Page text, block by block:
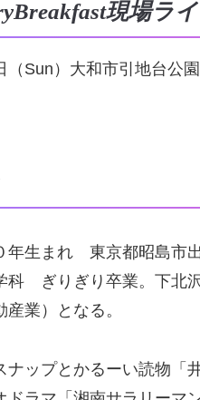
現場ラ
（Sun）大和市引地台
生まれ 東京都昭島市
科 ぎりぎり卒業。下北
業）となる。
ップとかるーい読物「